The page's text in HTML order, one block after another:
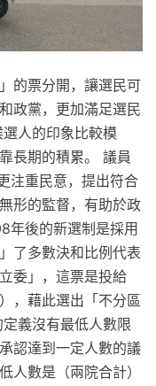
的票分開，讓選民可
政黨，更加滿足選民
人的印象比較模
長期的積累。 議員
注重民意，提出符合
形的監督，有助於政
年後的新選制是採用
了多數決和比例代表
委」，這票是投給
，藉此選出「不分區
義沒有最低人數限
認達到一定人數的議
人數是（兩院合計）